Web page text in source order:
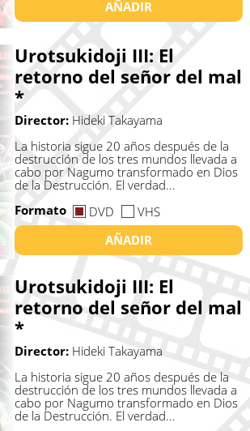
AÑADIR
Urotsukidoji III: El
retorno del señor del mal
*
Director: Hideki Takayama
La historia sigue 20 años después de la
destrucción de los tres mundos llevada a
cabo por Nagumo transformado en Dios
de la Destrucción. El verdad...
Formato
DVD
VHS
AÑADIR
Urotsukidoji III: El
retorno del señor del mal
*
Director: Hideki Takayama
La historia sigue 20 años después de la
destrucción de los tres mundos llevada a
cabo por Nagumo transformado en Dios
de la Destrucción. El verdad...